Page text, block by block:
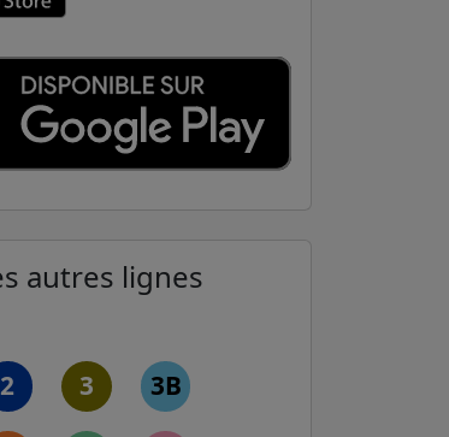
autres lignes
2 3 3B